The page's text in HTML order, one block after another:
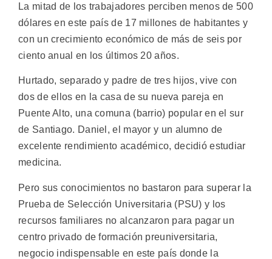
La mitad de los trabajadores perciben menos de 500
dólares en este país de 17 millones de habitantes y
con un crecimiento económico de más de seis por
ciento anual en los últimos 20 años.
Hurtado, separado y padre de tres hijos, vive con
dos de ellos en la casa de su nueva pareja en
Puente Alto, una comuna (barrio) popular en el sur
de Santiago. Daniel, el mayor y un alumno de
excelente rendimiento académico, decidió estudiar
medicina.
Pero sus conocimientos no bastaron para superar la
Prueba de Selección Universitaria (PSU) y los
recursos familiares no alcanzaron para pagar un
centro privado de formación preuniversitaria,
negocio indispensable en este país donde la